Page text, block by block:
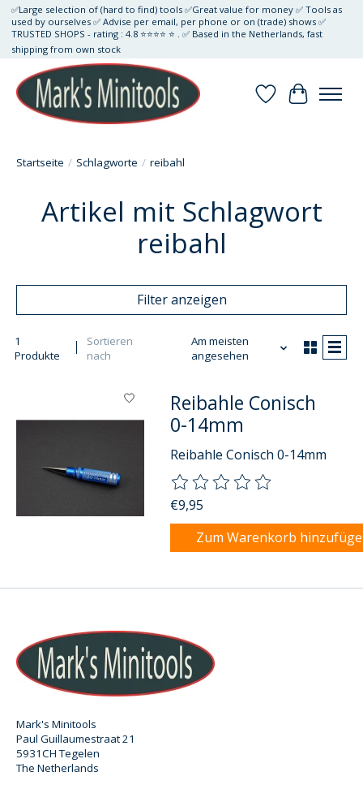
✅Large selection of (hard to find) tools ✅Great value for money ✅ Tools as
used by ourselves ✅ Advise per email, per phone or on (trade) shows ✅
TRUSTED SHOPS - rating : 4.8 ⭐⭐⭐⭐ ⭐ . ✅ Based in the Netherlands, fast
shipping from own stock
Wunschzettel
Ihr
Startseite / Schlagworte / reibahl
Artikel mit Schlagwort
reibahl
Filter anzeigen
1
Produkte
Sortieren
nach
Am meisten
angesehen
Reibahle Conisch
0-14mm
Reibahle Conisch 0-14mm
Die Bewertung dieses
€9,95
Zum Warenkorb
Mark's Minitools
Paul Guillaumestraat 21
5931CH Tegelen
The Netherlands